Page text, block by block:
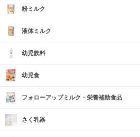
粉ミルク
液体ミルク
幼児飲料
幼児食
フォローアップミルク・栄養補助食品
さく乳器